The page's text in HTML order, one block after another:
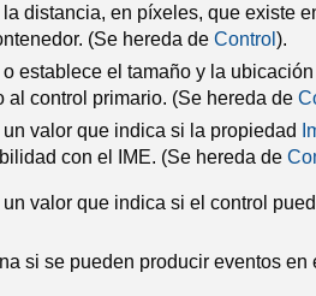
distancia, en píxeles, que existe
(Se hereda de Control ).
establece el tamaño y la
al control primario. (Se hereda de
valor que indica si la propiedad
con el IME. (Se hereda de
valor que indica si el control
si se pueden producir eventos en